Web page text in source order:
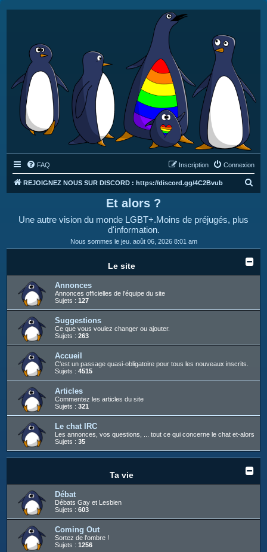
FAQ Connexion
Inscription
REJOIGNEZ NOUS SUR DISCORD : https://discord.gg/4C2Bvub
r
Et alors ?
Une autre vision du monde LGBT+.Moins de préjugés, plus
d'information.
Nous sommes le jeu. août 06, 2026 8:01 am
Le site
Annonces
Annonces officielles de l'équipe du site
Sujets : 127
Suggestions
Ce que vous voulez changer ou ajouter.
Sujets : 263
Accueil
C'est un passage quasi-obligatoire pour tous les nouveaux inscrits.
Sujets : 4515
Articles
Commentez les articles du site
Sujets : 321
Le chat IRC
Les annonces, vos questions, ... tout ce qui concerne le chat et-alors
Sujets : 35
Ta vie
Débat
Débats Gay et Lesbien
Sujets : 603
Coming Out
Sortez de l'ombre !
Sujets : 1256